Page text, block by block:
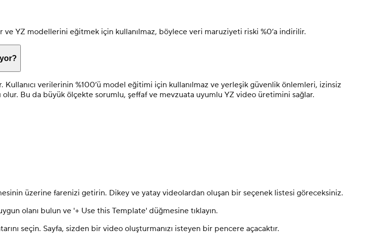
YZ modellerini eğitmek için kullanılmaz, böylece veri maruziyeti riski %0’a indirilir.
verilerinin %100’ü model eğitimi için kullanılmaz ve yerleşik güvenlik önlemleri, izinsiz
olur. Bu da büyük ölçekte sorumlu, şeffaf ve mevzuata uyumlu YZ video üretimini sağlar.
üzerine farenizi getirin. Dikey ve yatay videolardan oluşan bir seçenek listesi göreceksiniz.
olanı bulun ve '+ Use this Template' düğmesine tıklayın.
seçin. Sayfa, sizden bir video oluşturmanızı isteyen bir pencere açacaktır.